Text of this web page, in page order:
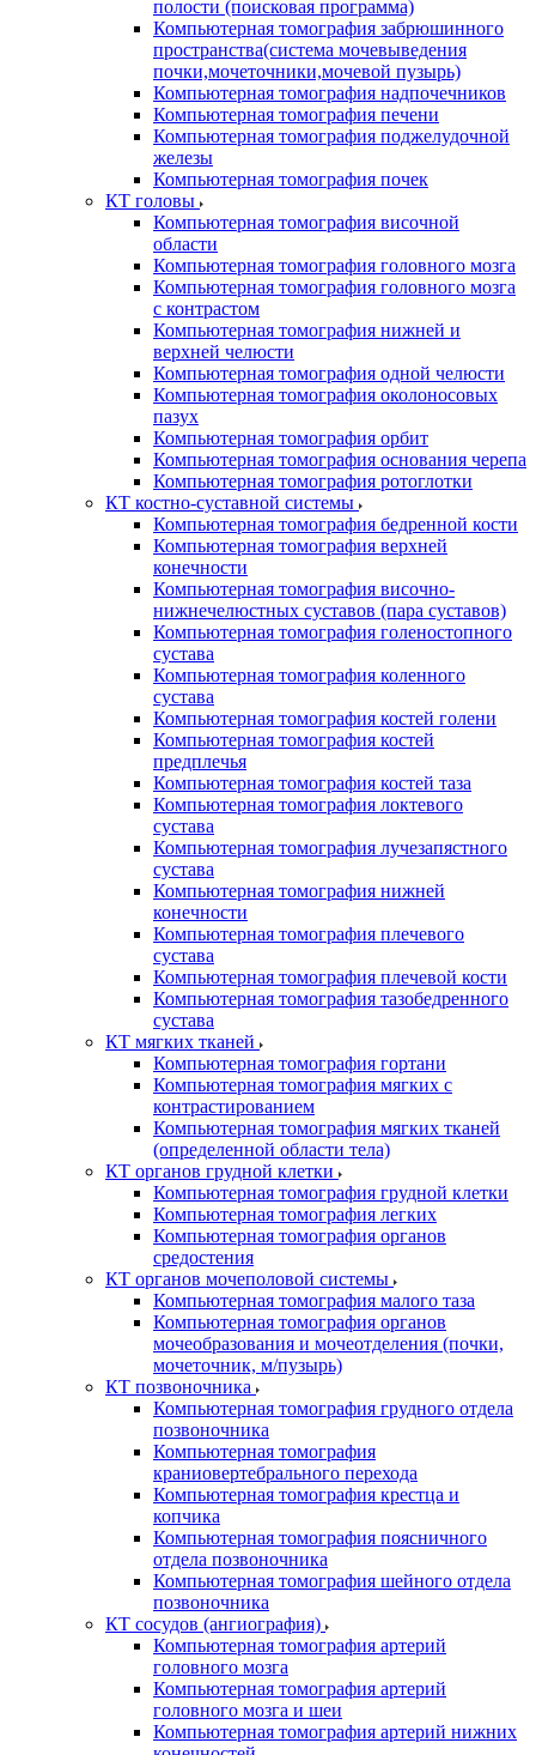
полости (поисковая программа)
Компьютерная томография забрюшинного
пространства(система мочевыведения
почки,мочеточники,мочевой пузырь)
Компьютерная томография надпочечников
Компьютерная томография печени
Компьютерная томография поджелудочной
железы
Компьютерная томография почек
КТ головы
Компьютерная томография височной
области
Компьютерная томография головного мозга
Компьютерная томография головного мозга
с контрастом
Компьютерная томография нижней и
верхней челюсти
Компьютерная томография одной челюсти
Компьютерная томография околоносовых
пазух
Компьютерная томография орбит
Компьютерная томография основания черепа
Компьютерная томография ротоглотки
КТ костно-суставной системы
Компьютерная томография бедренной кости
Компьютерная томография верхней
конечности
Компьютерная томография височно-
нижнечелюстных суставов (пара суставов)
Компьютерная томография голеностопного
сустава
Компьютерная томография коленного
сустава
Компьютерная томография костей голени
Компьютерная томография костей
предплечья
Компьютерная томография костей таза
Компьютерная томография локтевого
сустава
Компьютерная томография лучезапястного
сустава
Компьютерная томография нижней
конечности
Компьютерная томография плечевого
сустава
Компьютерная томография плечевой кости
Компьютерная томография тазобедренного
сустава
КТ мягких тканей
Компьютерная томография гортани
Компьютерная томография мягких с
контрастированием
Компьютерная томография мягких тканей
(определенной области тела)
КТ органов грудной клетки
Компьютерная томография грудной клетки
Компьютерная томография легких
Компьютерная томография органов
средостения
КТ органов мочеполовой системы
Компьютерная томография малого таза
Компьютерная томография органов
мочеобразования и мочеотделения (почки,
мочеточник, м/пузырь)
КТ позвоночника
Компьютерная томография грудного отдела
позвоночника
Компьютерная томография
краниовертебрального перехода
Компьютерная томография крестца и
копчика
Компьютерная томография поясничного
отдела позвоночника
Компьютерная томография шейного отдела
позвоночника
КТ сосудов (ангиография)
Компьютерная томография артерий
головного мозга
Компьютерная томография артерий
головного мозга и шеи
Компьютерная томография артерий нижних